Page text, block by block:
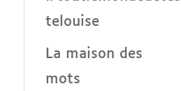
telouise
La maison des
mots